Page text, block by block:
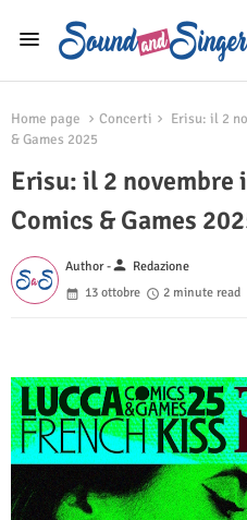
Home page Concerti
Erisu: il 2
& Games 2025
Erisu: il 2 novembre
Comics & Games
Author -person Redazione
13 ottobre
2 minute read